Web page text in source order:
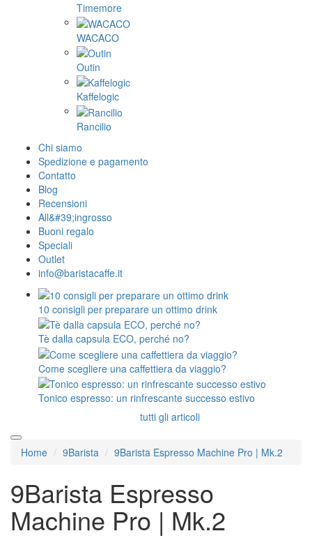
Timemore
WACACO
Outin
Kaffelogic
Rancilio
Chi siamo
Spedizione e pagamento
Contatto
Blog
Recensioni
All&#39;ingrosso
Buoni regalo
Speciali
Outlet
info@baristacaffe.it
10 consigli per preparare un ottimo drink
Tè dalla capsula ECO, perché no?
Come scegliere una caffettiera da viaggio?
Tonico espresso: un rinfrescante successo estivo
tutti gli articoli
Home 9Barista 9Barista Espresso Machine Pro | Mk.2
9Barista Espresso
Machine Pro | Mk.2